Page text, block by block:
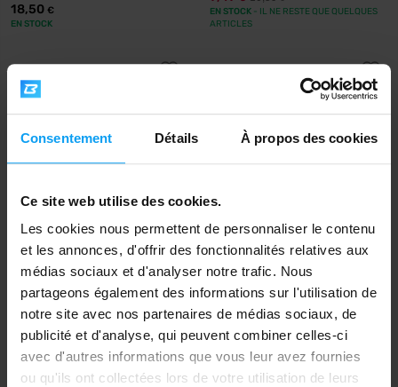
Consentement Détails À propos des cookies
Ce site web utilise des cookies.
Les cookies nous permettent de personnaliser le contenu
et les annonces, d'offrir des fonctionnalités relatives aux
médias sociaux et d'analyser notre trafic. Nous
partageons également des informations sur l'utilisation de
notre site avec nos partenaires de médias sociaux, de
publicité et d'analyse, qui peuvent combiner celles-ci
avec d'autres informations que vous leur avez fournies
ou qu'ils ont collectées lors de votre utilisation de leurs
18,50 €
EN STOCK
EN STOCK - IL NE RESTE QUE QUELQUES
ARTICLES
-15%
Amix
15,99 18,90
EN RUPTURE DE STOCK
Applied Nutrition
EN RUPTURE DE STOCK
-33% -5%